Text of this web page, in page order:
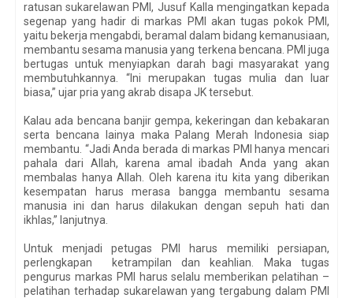
ratusan sukarelawan PMI, Jusuf Kalla mengingatkan kepada
segenap yang hadir di markas PMI akan tugas pokok PMI,
yaitu bekerja mengabdi, beramal dalam bidang kemanusiaan,
membantu sesama manusia yang terkena bencana. PMI juga
bertugas untuk menyiapkan darah bagi masyarakat yang
membutuhkannya. “Ini merupakan tugas mulia dan luar
biasa,” ujar pria yang akrab disapa JK tersebut.
Kalau ada bencana banjir gempa, kekeringan dan kebakaran
serta bencana lainya maka Palang Merah Indonesia siap
membantu. “Jadi Anda berada di markas PMI hanya mencari
pahala dari Allah, karena amal ibadah Anda yang akan
membalas hanya Allah. Oleh karena itu kita yang diberikan
kesempatan harus merasa bangga membantu sesama
manusia ini dan harus dilakukan dengan sepuh hati dan
ikhlas,” lanjutnya.
Untuk menjadi petugas PMI harus memiliki persiapan,
perlengkapan ketrampilan dan keahlian. Maka tugas
pengurus markas PMI harus selalu memberikan pelatihan –
pelatihan terhadap sukarelawan yang tergabung dalam PMI